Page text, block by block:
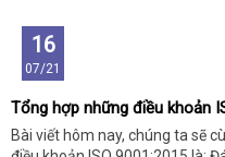
16
07/21
Tổng hợp những điều khoản
Bài viết hôm nay, chúng ta sẽ